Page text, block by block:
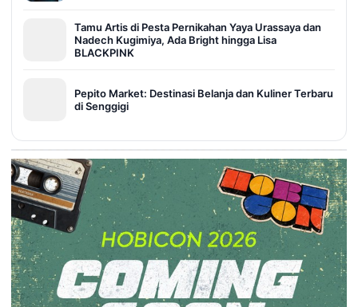
Tamu Artis di Pesta Pernikahan Yaya Urassaya dan
Nadech Kugimiya, Ada Bright hingga Lisa
BLACKPINK
Pepito Market: Destinasi Belanja dan Kuliner Terbaru
di Senggigi